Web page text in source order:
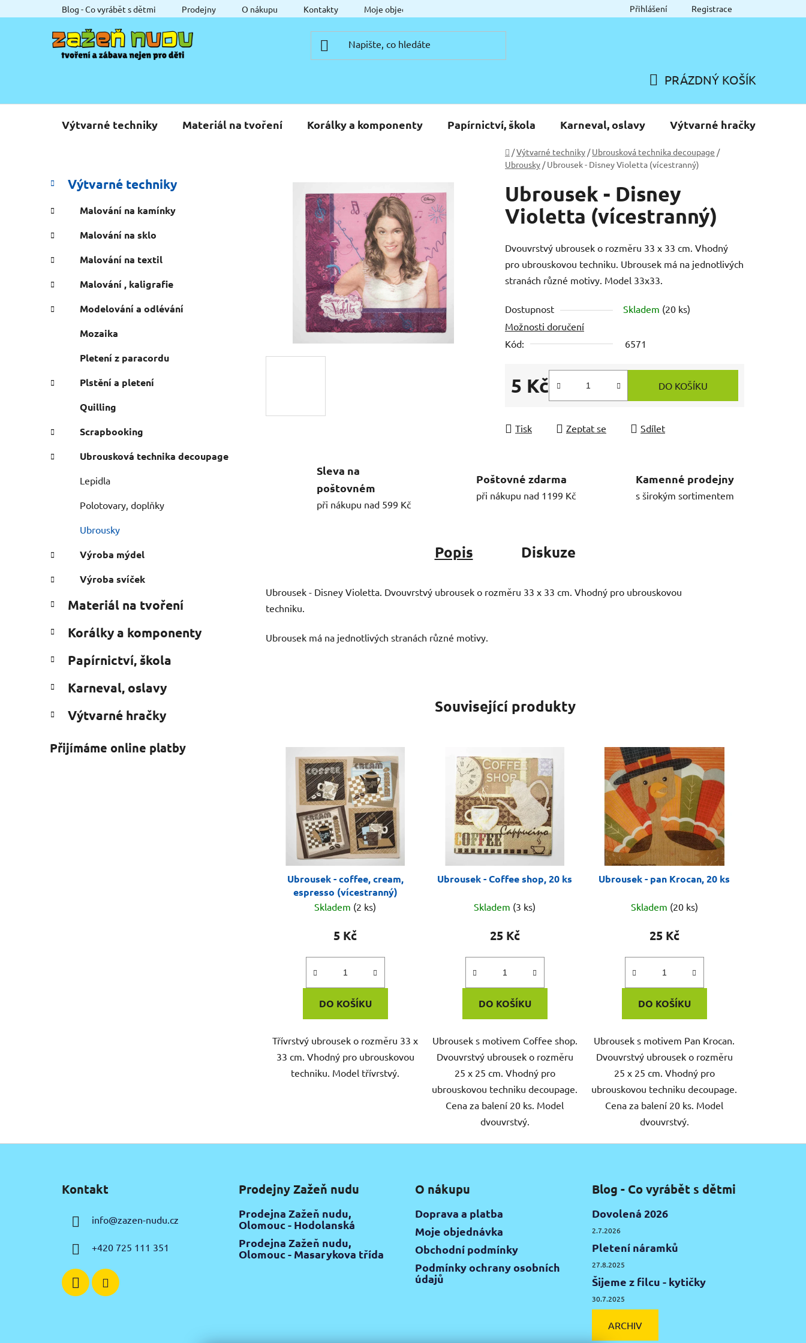
na
Blog - Co vyrábět s dětmi Prodejny O nákupu Kontakty Moje objednávka Přihlášení Registrace
KOŠÍK
PRÁZDNÝ KOŠÍK
Výtvarné techniky Materiál na tvoření Korálky a komponenty Papírnictví, škola Karneval, oslavy Výtvarné hračky
Domů
/Výtvarné techniky / Ubrousková technika decoupage /
Ubrousky / Ubrousek - Disney Violetta (vícestranný)
P
o
s
r
a
n
í
p
l
Přeskočit
kategorie
K
a
e
g
o
r
i
e
Výtvarné techniky
Malování na kamínky
Malování na sklo
Malování na textil
Malování , kaligrafie
Modelování a odlévání
Mozaika
Pletení z paracordu
Plstění a pletení
Quilling
Scrapbooking
Ubrousková technika decoupage
Lepidla
Polotovary, doplňky
Ubrousky
Výroba mýdel
Výroba svíček
Materiál na tvoření
Korálky a komponenty
Papírnictví, škola
Karneval, oslavy
Výtvarné hračky
Přijímáme online platby
Ubrousek - Disney
Violetta (vícestranný)
Dvouvrstvý ubrousek o rozměru 33 x 33 cm. Vhodný
pro ubrouskovou techniku. Ubrousek má na jednotlivých
stranách různé motivy. Model 33x33.
Dostupnost Skladem (20 ks)
Možnosti doručení
Kód:
6571
5 Kč
Měrná cena:
DO KOŠÍKU
Tisk Zeptat se Sdílet
Sleva na
poštovném
při nákupu nad 599 Kč
Poštovné zdarma
při nákupu nad 1199 Kč
Kamenné prodejny
s širokým sortimentem
Popis Diskuze
Ubrousek - Disney Violetta. Dvouvrstvý ubrousek o rozměru 33 x 33 cm. Vhodný pro ubrouskovou
techniku.
Ubrousek má na jednotlivých stranách různé motivy.
Související produkty
Ubrousek - coffee, cream,
espresso (vícestranný)
Skladem (2 ks)
5 Kč
DO KOŠÍKU
Třívrstvý ubrousek o rozměru 33 x
33 cm. Vhodný pro ubrouskovou
techniku. Model třívrstvý.
Ubrousek - Coffee shop, 20 ks
Skladem (3 ks)
25 Kč
DO KOŠÍKU
Ubrousek s motivem Coffee shop.
Dvouvrstvý ubrousek o rozměru
25 x 25 cm. Vhodný pro
ubrouskovou techniku decoupage.
Cena za balení 20 ks. Model
dvouvrstvý.
Ubrousek - pan Krocan, 20 ks
Skladem (20 ks)
25 Kč
DO KOŠÍKU
Ubrousek s motivem Pan Krocan.
Dvouvrstvý ubrousek o rozměru
25 x 25 cm. Vhodný pro
ubrouskovou techniku decoupage.
Cena za balení 20 ks. Model
dvouvrstvý.
Kontakt
info@zazen-nudu.cz
+420 725 111 351
Prodejny Zažeň nudu
Prodejna Zažeň nudu,
Olomouc - Hodolanská
Prodejna Zažeň nudu,
Olomouc - Masarykova třída
O nákupu
Doprava a platba
Moje objednávka
Obchodní podmínky
Podmínky ochrany osobních
údajů
Blog - Co vyrábět s dětmi
Dovolená 2026
2.7.2026
Pletení náramků
27.8.2025
Šijeme z filcu - kytičky
30.7.2025
ARCHIV